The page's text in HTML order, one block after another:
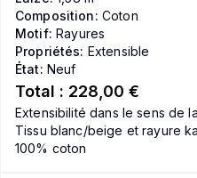
Composition: Coton
Motif:Rayures
Propriétés: Extensible
État: Neuf
Total : 228,00 €
Extensibilité dans le sens de
Tissu blanc/beige et rayure
100% coton